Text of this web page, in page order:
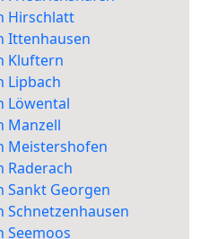
Hirschlatt
Ittenhausen
Kluftern
Lipbach
Löwental
Manzell
Meistershofen
Raderach
Sankt Georgen
Schnetzenhausen
Seemoos